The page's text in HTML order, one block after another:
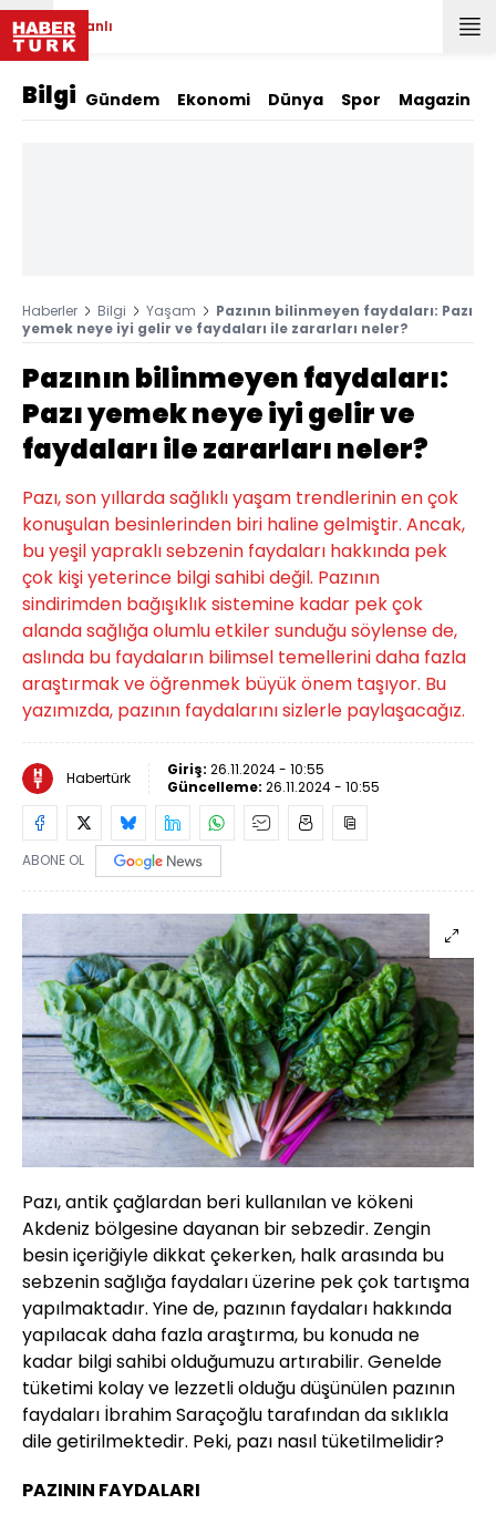
Canlı
Bilgi Gündem Ekonomi Dünya Spor Magazin
Haberler Bilgi Yaşam
Pazının bilinmeyen faydaları: Pazı
yemek neye iyi gelir ve faydaları ile zararları neler?
Pazının bilinmeyen faydaları:
Pazı yemek neye iyi gelir ve
faydaları ile zararları neler?
Pazı, son yıllarda sağlıklı yaşam trendlerinin en çok
konuşulan besinlerinden biri haline gelmiştir. Ancak,
bu yeşil yapraklı sebzenin faydaları hakkında pek
çok kişi yeterince bilgi sahibi değil. Pazının
sindirimden bağışıklık sistemine kadar pek çok
alanda sağlığa olumlu etkiler sunduğu söylense de,
aslında bu faydaların bilimsel temellerini daha fazla
araştırmak ve öğrenmek büyük önem taşıyor. Bu
yazımızda, pazının faydalarını sizlerle paylaşacağız.
Habertürk Giriş: 26.11.2024 - 10:55
Güncelleme: 26.11.2024 - 10:55
ABONE OL
Pazı, antik çağlardan beri kullanılan ve kökeni
Akdeniz bölgesine dayanan bir sebzedir. Zengin
besin içeriğiyle dikkat çekerken, halk arasında bu
sebzenin sağlığa faydaları üzerine pek çok tartışma
yapılmaktadır. Yine de, pazının faydaları hakkında
yapılacak daha fazla araştırma, bu konuda ne
kadar bilgi sahibi olduğumuzu artırabilir. Genelde
tüketimi kolay ve lezzetli olduğu düşünülen pazının
faydaları İbrahim Saraçoğlu tarafından da sıklıkla
dile getirilmektedir. Peki, pazı nasıl tüketilmelidir?
PAZININ FAYDALARI